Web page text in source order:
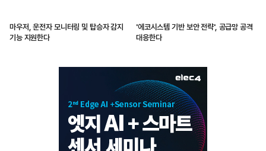
마우저, 운전자 모니터링 및 탑승자 감지
기능 지원한다
'에코시스템 기반 보안 전략', 공급망 공격
대응한다